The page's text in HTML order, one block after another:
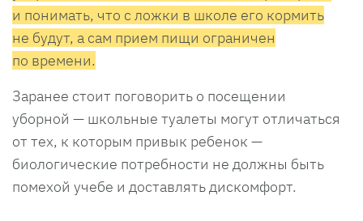
и понимать, что с ложки в школе его кормить
не будут, а сам прием пищи ограничен
по времени.
Заранее стоит поговорить о посещении
уборной — школьные туалеты могут отличаться
от тех, к которым привык ребенок —
биологические потребности не должны быть
помехой учебе и доставлять дискомфорт.